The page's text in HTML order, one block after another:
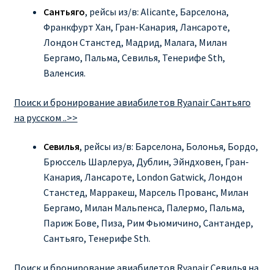
Сантьяго, рейсы из/в: Alicante, Барселона,
Франкфурт Хан, Гран-Канария, Лансароте,
Лондон Станстед, Мадрид, Малага, Милан
Бергамо, Пальма, Севилья, Тенерифе Sth,
Валенсия.
Поиск и бронирование авиабилетов Ryanair Сантьяго
на русском ..>>
Севилья, рейсы из/в: Барселона, Болонья, Бордо,
Брюссель Шарлеруа, Дублин, Эйндховен, Гран-
Канария, Лансароте, London Gatwick, Лондон
Станстед, Марракеш, Марсель Прованс, Милан
Бергамо, Милан Мальпенса, Палермо, Пальма,
Париж Бове, Пиза, Рим Фьюмичино, Сантандер,
Сантьяго, Тенерифе Sth.
Поиск и бронирование авиабилетов Ryanair Севилья на